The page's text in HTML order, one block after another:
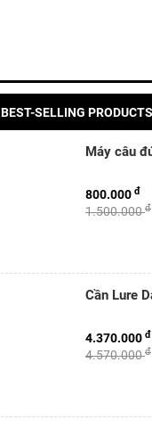
BEST-SELLING PRODUCTS
Máy câu
1.500.000đ
800.000 đ
Cần Lure
4.570.000đ
4.370.000 đ